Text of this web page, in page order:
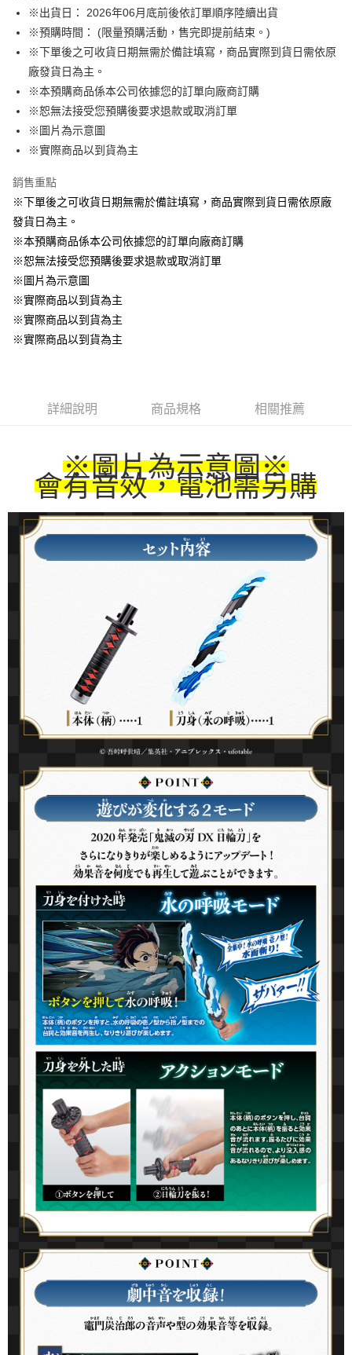
悠遊付
Google Pay
ATM付款
運送方式
預購訂單-宅配專用(🔺不同預購月份建議分開結帳，避免整筆訂單等
超久)
預購訂單-離島宅配專用-(澎湖/金門/馬祖)(🔺不同預購月份建議分開
結帳，避免整筆訂單等超久)
每筆NT$220
※出貨日： 2026年06月底前後依訂單順序陸續出貨
※預購時間： (限量預購活動，售完即提前結束。)
※下單後之可收貨日期無需於備註填寫，商品實際到貨日需依原
廠發貨日為主。
※本預購商品係本公司依據您的訂單向廠商訂購
※恕無法接受您預購後要求退款或取消訂單
※圖片為示意圖
※實際商品以到貨為主
銷售重點
※下單後之可收貨日期無需於備註填寫，商品實際到貨日需依原廠
發貨日為主。
※本預購商品係本公司依據您的訂單向廠商訂購
※恕無法接受您預購後要求退款或取消訂單
※圖片為示意圖
※實際商品以到貨為主
※實際商品以到貨為主
※實際商品以到貨為主
詳細說明 商品規格 相關推薦
※圖片為示意圖※
會有音效，電池需另購